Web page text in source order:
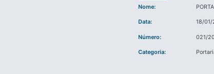
Nome:
Data: 18/
Número: 021/
Categoria: